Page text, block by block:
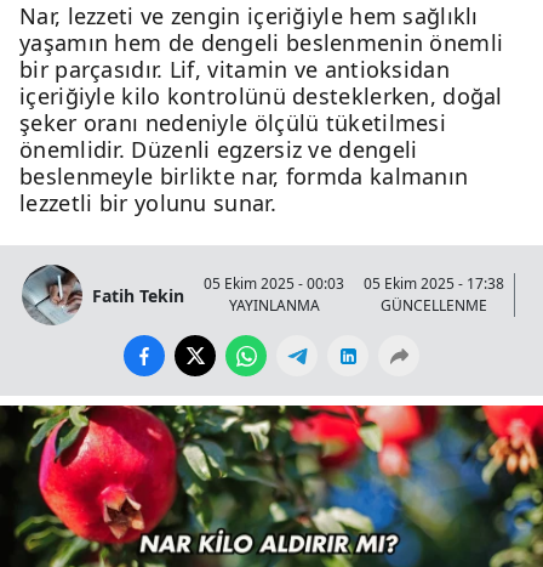
Nar, lezzeti ve zengin içeriğiyle hem sağlıklı
yaşamın hem de dengeli beslenmenin önemli
bir parçasıdır. Lif, vitamin ve antioksidan
içeriğiyle kilo kontrolünü desteklerken, doğal
şeker oranı nedeniyle ölçülü tüketilmesi
önemlidir. Düzenli egzersiz ve dengeli
beslenmeyle birlikte nar, formda kalmanın
lezzetli bir yolunu sunar.
Fatih Tekin
05 Ekim 2025 - 00:03
YAYINLANMA
05 Ekim 2025 - 17:38
GÜNCELLENME